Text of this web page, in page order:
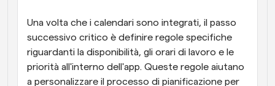
Una volta che i calendari sono integrati, il passo
successivo critico è definire regole specifiche
riguardanti la disponibilità, gli orari di lavoro e le
priorità all'interno dell'app. Queste regole aiutano
a personalizzare il processo di pianificazione per